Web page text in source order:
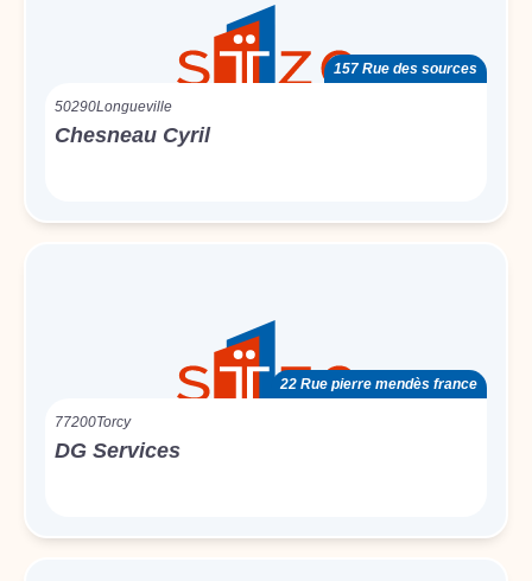
157 Rue des sources
50290Longueville
Chesneau Cyril
22 Rue pierre mendès france
77200Torcy
DG Services